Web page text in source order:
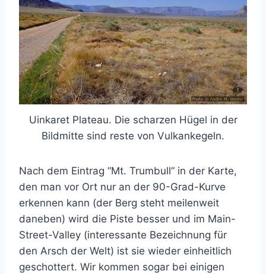
Uinkaret Plateau. Die scharzen Hügel in der
Bildmitte sind reste von Vulkankegeln.
Nach dem Eintrag “Mt. Trumbull” in der Karte,
den man vor Ort nur an der 90-Grad-Kurve
erkennen kann (der Berg steht meilenweit
daneben) wird die Piste besser und im Main-
Street-Valley (interessante Bezeichnung für
den Arsch der Welt) ist sie wieder einheitlich
geschottert. Wir kommen sogar bei einigen